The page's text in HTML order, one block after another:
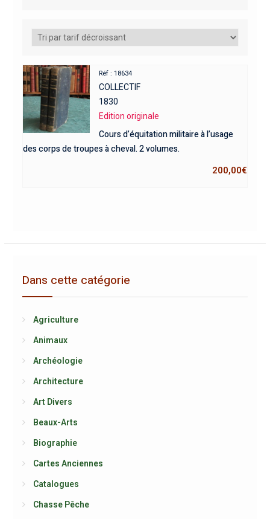
Réf : 18634
COLLECTIF
1830
Edition originale
Cours d’équitation militaire à l’usage
des corps de troupes à cheval. 2 volumes.
200,00€
Dans cette catégorie
Agriculture
Animaux
Archéologie
Architecture
Art Divers
Beaux-Arts
Biographie
Cartes Anciennes
Catalogues
Chasse Pêche